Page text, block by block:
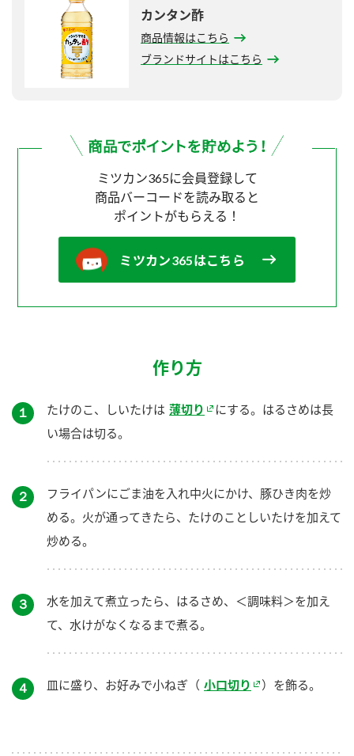
カンタン酢
商品情報はこちら
ブランドサイトはこちら
ミツカン365に会員登録して
商品バーコードを読み取ると
ポイントがもらえる！
ミツカン365はこちら
作り方
１ たけのこ、しいたけは 薄切り
にする。はるさめは長
い場合は切る。
２
フライパンにごま油を入れ中火にかけ、豚ひき肉を炒
める。火が通ってきたら、たけのことしいたけを加えて
炒める。
３
水を加えて煮立ったら、はるさめ、＜調味料＞を加え
て、水けがなくなるまで煮る。
４ 皿に盛り、お好みで小ねぎ（ 小口切り ）を飾る。